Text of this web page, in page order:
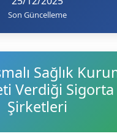
Son Güncelleme
Sağlık
Verdiği Sigorta
Şirketleri